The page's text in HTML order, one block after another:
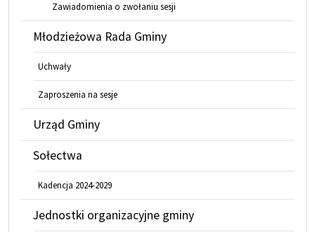
Zawiadomienia o zwołaniu sesji
Młodzieżowa Rada Gminy
Uchwały
Zaproszenia na sesje
Urząd Gminy
Sołectwa
Kadencja 2024-2029
Jednostki organizacyjne gminy